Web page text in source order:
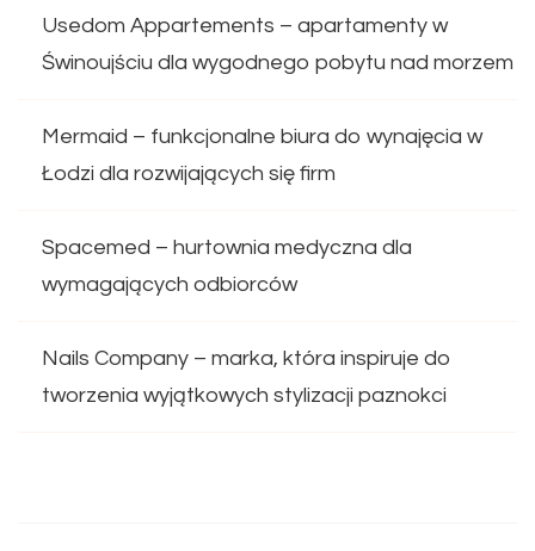
Usedom Appartements – apartamenty w
Świnoujściu dla wygodnego pobytu nad morzem
Mermaid – funkcjonalne biura do wynajęcia w
Łodzi dla rozwijających się firm
Spacemed – hurtownia medyczna dla
wymagających odbiorców
Nails Company – marka, która inspiruje do
tworzenia wyjątkowych stylizacji paznokci